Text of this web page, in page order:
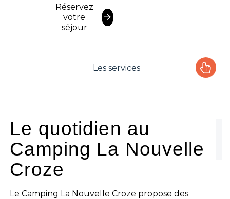
Réservez
votre
séjour
Les services
L'espace Aquatique
Les activités
Le quotidien au
Camping La Nouvelle
Croze
Le Camping La Nouvelle Croze propose des